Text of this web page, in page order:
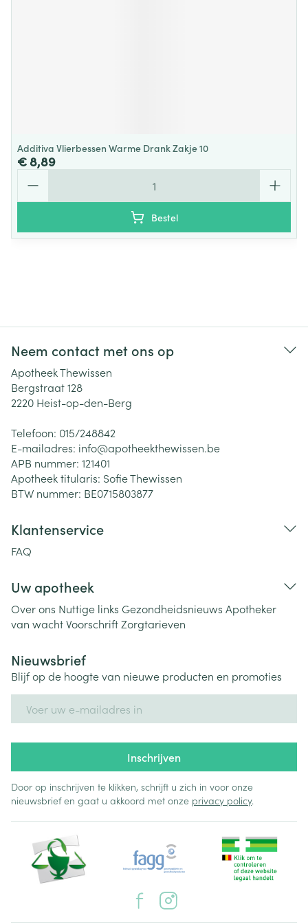
Additiva Vlierbessen Warme Drank Zakje 10
€ 8,89
Bestel
Neem contact met ons op
Apotheek Thewissen
Bergstraat 128
2220 Heist-op-den-Berg
Telefoon: 015/248842
E-mailadres: info@apotheekthewissen.be
APB nummer: 121401
Apotheek titularis: Sofie Thewissen
BTW nummer: BE0715803877
Klantenservice
FAQ
Uw apotheek
Over ons Nuttige links Gezondheidsnieuws Apotheker
van wachtVoorschriftZorgtarieven
Nieuwsbrief
Blijf op de hoogte van nieuwe producten en promoties
Inschrijven
Door op inschrijven te klikken, schrijft u zich in voor onze
nieuwsbrief en gaat u akkoord met onze privacy policy.